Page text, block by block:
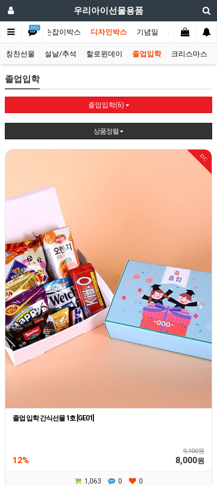
우리아이선물용품
BBS
물모음전 손잡이박스 디자인박스 기념일 기획상품 단
칭찬선물 설날/추석 할로윈데이 졸업입학 크리스마스
졸업입학
졸업입학(6)
상품정렬
DC
졸업 입학 간식선물 1호 [GE01]
9,100원
12% 8,000원
1,063 0 0